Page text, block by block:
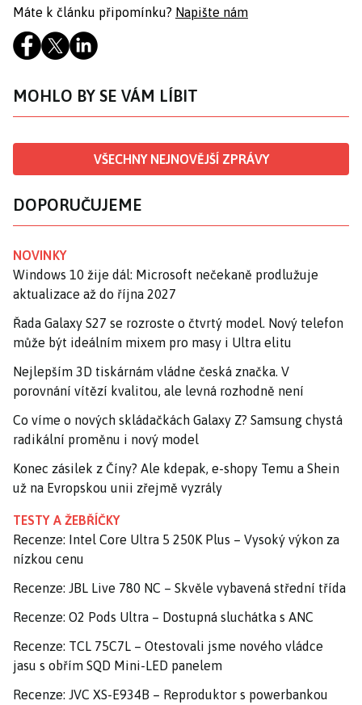
Máte k článku připomínku? Napište nám
MOHLO BY SE VÁM LÍBIT
VŠECHNY NEJNOVĚJŠÍ ZPRÁVY
DOPORUČUJEME
NOVINKY
Windows 10 žije dál: Microsoft nečekaně prodlužuje
aktualizace až do října 2027
Řada Galaxy S27 se rozroste o čtvrtý model. Nový telefon
může být ideálním mixem pro masy i Ultra elitu
Nejlepším 3D tiskárnám vládne česká značka. V
porovnání vítězí kvalitou, ale levná rozhodně není
Co víme o nových skládačkách Galaxy Z? Samsung chystá
radikální proměnu i nový model
Konec zásilek z Číny? Ale kdepak, e-shopy Temu a Shein
už na Evropskou unii zřejmě vyzrály
TESTY A ŽEBŘÍČKY
Recenze: Intel Core Ultra 5 250K Plus – Vysoký výkon za
nízkou cenu
Recenze: JBL Live 780 NC – Skvěle vybavená střední třída
Recenze: O2 Pods Ultra – Dostupná sluchátka s ANC
Recenze: TCL 75C7L – Otestovali jsme nového vládce
jasu s obřím SQD Mini-LED panelem
Recenze: JVC XS-E934B – Reproduktor s powerbankou